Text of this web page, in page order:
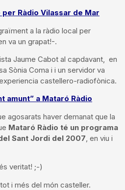
Ràdio Vilassar de Mar
a la ràdio local per
va un grapat!-.
Jaume Cabot al capdavant, en
Sònia Coma i i un servidor va
castellero-radiofònica.
amunt” a Mataró Ràdio
agosarats haver demanat que la
Mataró Ràdio té un programa
Sant Jordi del 2007, en viu i
veritat! ;-)
i més del món casteller.